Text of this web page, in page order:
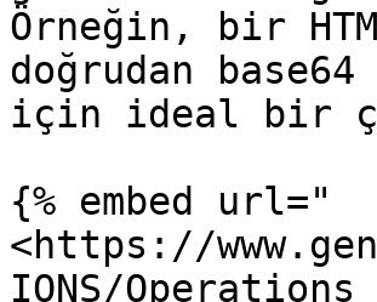
Örneğin, bir
doğrudan
için ideal bir
{% embed url="
<https://
IONS/